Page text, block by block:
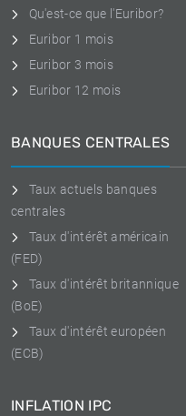
Qu'est-ce que l'Euribor?
Euribor 1 mois
Euribor 3 mois
Euribor 12 mois
BANQUES CENTRALES
Taux actuels banques
centrales
Taux d'intérêt américain
(FED)
Taux d'intérêt britannique
(BoE)
Taux d'intérêt européen
(ECB)
INFLATION IPC